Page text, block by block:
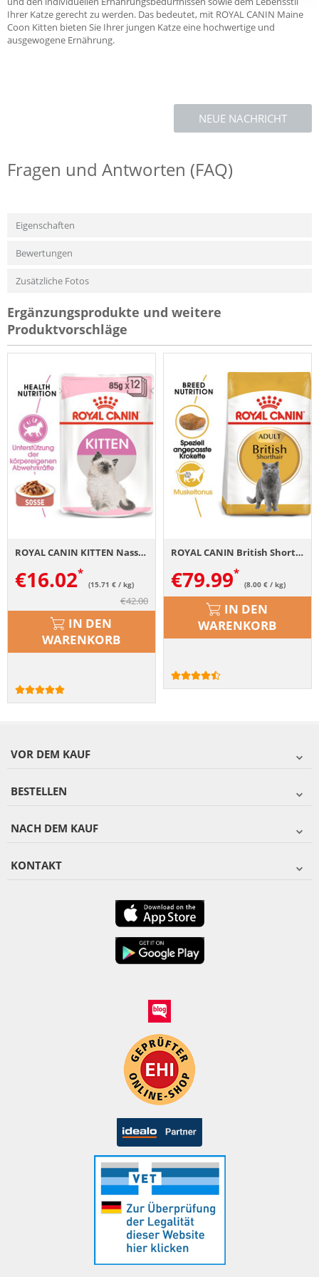
Ihrer Katze gerecht zu werden. Das bedeutet, mit ROYAL CANIN Maine
Coon Kitten bieten Sie Ihrer jungen Katze eine hochwertige und
ausgewogene Ernährung.
NEUE NACHRICHT
Fragen und Antworten (FAQ)
Eigenschaften
Bewertungen
Zusätzliche Fotos
Ergänzungsprodukte und weitere
Produktvorschläge
ROYAL CANIN KITTEN Nassfutter in Soße für Kätzchen 12x85g
€16.02 (15.71 € / kg)
€42.00
IN DEN
WARENKORB
ROYAL CANIN British Shorthair Katzenfutter trocken für Britisch Kurzhaar 10 kg
€79.99 (8.00 € / kg)
IN DEN
WARENKORB
VOR DEM KAUF
BESTELLEN
NACH DEM KAUF
KONTAKT